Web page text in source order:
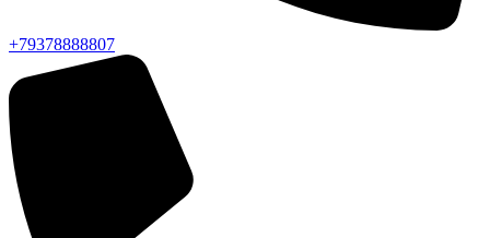
+79378888807